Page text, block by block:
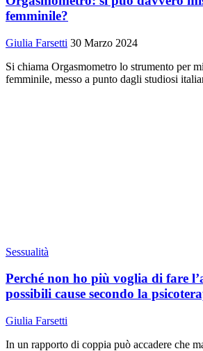
femminile?
Giulia Farsetti 30 Marzo 2024
Si chiama Orgasmometro lo strumento per
femminile, messo a punto dagli studiosi
Sessualità
Perché non ho più voglia di fare
possibili cause secondo la
Giulia Farsetti
In un rapporto di coppia può accadere che